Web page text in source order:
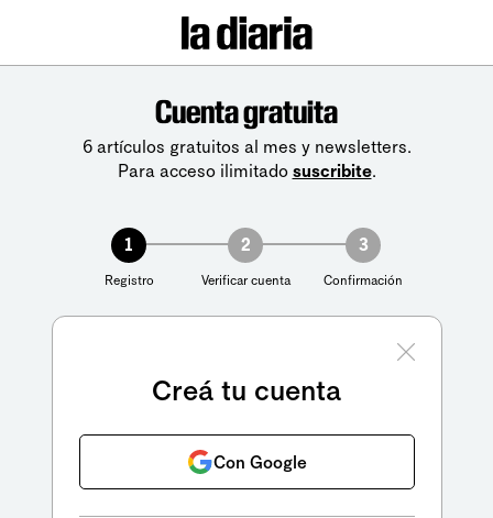
Cuenta gratuita
6 artículos gratuitos al mes y newsletters.
Para acceso ilimitado suscribite.
1
Registro
2
Verificar cuenta
3
Confirmación
Creá tu cuenta
Con Google